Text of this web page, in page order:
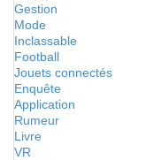
Gestion
Mode
Inclassable
Football
Jouets connectés
Enquête
Application
Rumeur
Livre
VR